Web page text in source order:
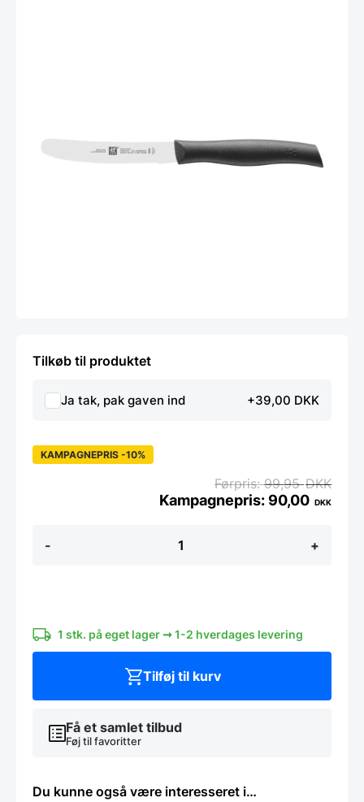
Tilkøb til produktet
Ja tak, pak gaven ind +39,00 DKK
-
Twin
antal
+
KAMPAGNEPRIS -10%
99,95DKK
90,00 DKK
1 stk. på eget lager ➞ 1-2 hverdages levering
Få et samlet tilbud
Føj til favoritter
Tilføj til kurv
Du kunne også være interesseret i…